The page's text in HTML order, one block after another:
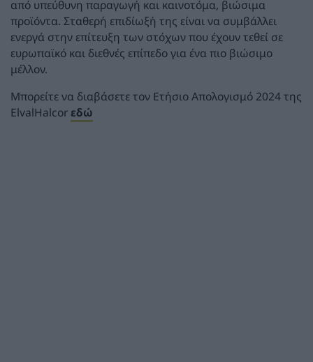
από υπεύθυνη παραγωγή και καινοτόμα, βιώσιμα
προϊόντα. Σταθερή επιδίωξή της είναι να συμβάλλει
ενεργά στην επίτευξη των στόχων που έχουν τεθεί σε
ευρωπαϊκό και διεθνές επίπεδο για ένα πιο βιώσιμο
μέλλον.
Μπορείτε να διαβάσετε τον Ετήσιο Απολογισμό 2024 της
ElvalHalcorεδώ